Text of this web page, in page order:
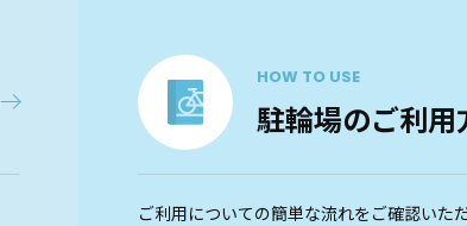
HOW TO USE
駐輪場のご利用
ご利用についての簡単な流れをご確認いただ